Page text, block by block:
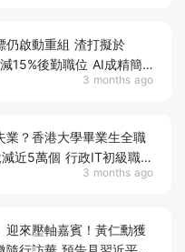
3 months ago
仍啟動重組 渣打擬於
15%後勤職位 AI成精簡
18%有形股本回報率
3 months ago
業？香港大學畢業生全職
近5萬個 行政IT初級職位
迎來壓軸嘉賓！黃仁勳獲